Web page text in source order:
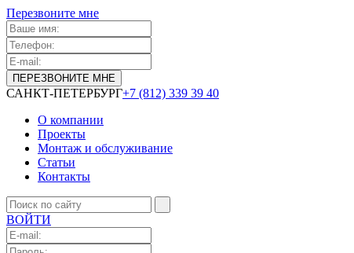
Перезвоните мне
САНКТ-ПЕТЕРБУРГ+7 (812) 339 39 40
О компании
Проекты
Монтаж и обслуживание
Статьи
Контакты
ВОЙТИ